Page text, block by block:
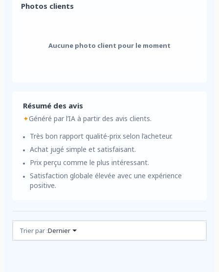
Photos clients
Aucune photo client pour le moment
Résumé des avis
✦Généré par l’IA à partir des avis clients.
Très bon rapport qualité-prix selon l’acheteur.
Achat jugé simple et satisfaisant.
Prix perçu comme le plus intéressant.
Satisfaction globale élevée avec une expérience
positive.
Avis (1)
Trier par :Dernier